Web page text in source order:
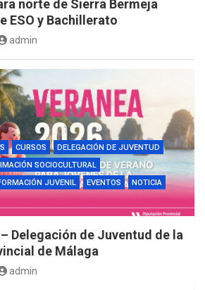
norte de Sierra Bermeja
ESO y Bachillerato
admin
CURSOS
DELEGACIÓN DE JUVENTUD
SOCIOCULTURAL
JUVENIL
EVENTOS
NOTICIA
– Delegación de Juventud de la
de Málaga
admin